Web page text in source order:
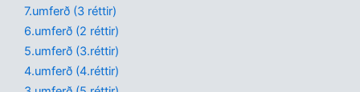
7.umferð (3 réttir)
6.umferð (2 réttir)
5.umferð (3.réttir)
4.umferð (4.réttir)